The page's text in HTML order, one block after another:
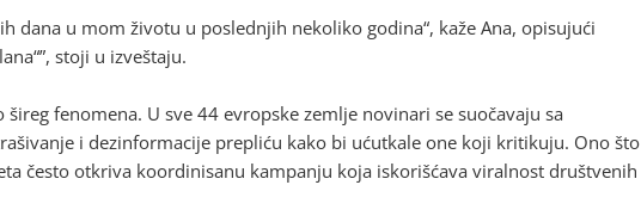
dana u mom životu u poslednjih nekoliko godina“, kaže Ana, opisujući
stoji u izveštaju.
fenomena. U sve 44 evropske zemlje novinari se suočavaju sa
i dezinformacije prepliću kako bi ućutkale one koji kritikuju. Ono što
često otkriva koordinisanu kampanju koja iskorišćava viralnost društvenih